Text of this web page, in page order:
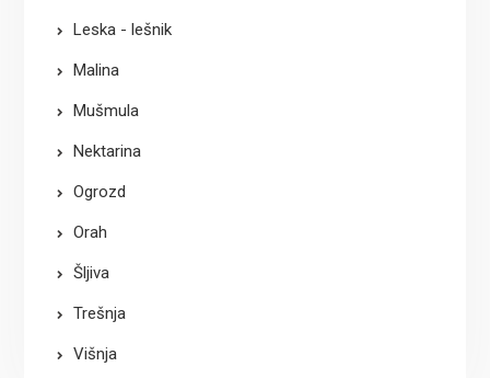
Leska - lešnik
Malina
Mušmula
Nektarina
Ogrozd
Orah
Šljiva
Trešnja
Višnja